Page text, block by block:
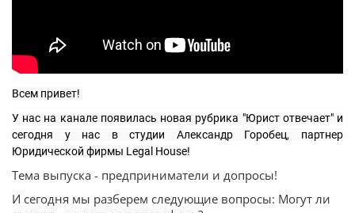
Всем привет!
У нас на канале появилась новая рубрика "Юрист отвечает" и
сегодня у нас в студии Александр Горобец, партнер
Юридической фирмы Legal House!
Тема выпуска - предприниматели и допросы!
И сегодня мы разберем следующие вопросы: Могут ли